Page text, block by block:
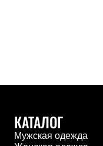
Жилеты
Комплект термобелья
Снаряжение
Палатки и тенты
КАТАЛОГ
Мужская одежда